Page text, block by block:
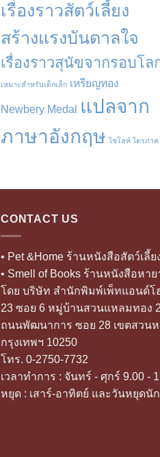
เรื่องราวสัตว์เลี้ยง
สร้างแรงบันดาลใจ
เรื่องราวสุนัขจากรอบโล
เหมาะสำหรับเด็กเล็ก เหรียญทอง
Newbery Medal
แปลจาก
ภาษาอังกฤษ ไชโลห์ ไตรภาค
CONTACT US
• Pet &Home ร้านหนังสือสัตว์เลี้ย
• Smell of Books ร้านหนังสือหาย
โดย บริษัท สำนักพิมพ์เพ็ทแอนด์โ
23 ซอย 6 หมู่บ้านสวนแหลมทอง 2
ถนนพัฒนาการ ซอย 28 เขตสวนห
กรุงเทพฯ 10250
โทร. 0-2750-7732
เวลาทำการ : จันทร์ - ศุกร์ 9.00 -
หยุด : เสาร์-อาทิตย์ และวันหยุดนั